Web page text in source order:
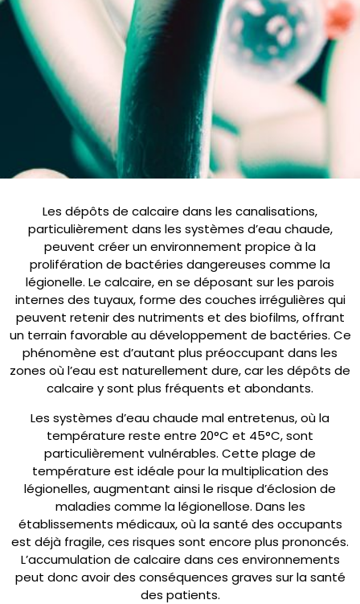
Les dépôts de calcaire dans les canalisations,
particulièrement dans les systèmes d’eau chaude,
peuvent créer un environnement propice à la
prolifération de bactéries dangereuses comme la
légionelle. Le calcaire, en se déposant sur les parois
internes des tuyaux, forme des couches irrégulières qui
peuvent retenir des nutriments et des biofilms, offrant
un terrain favorable au développement de bactéries. Ce
phénomène est d’autant plus préoccupant dans les
zones où l’eau est naturellement dure, car les dépôts de
calcaire y sont plus fréquents et abondants.
Les systèmes d’eau chaude mal entretenus, où la
température reste entre 20°C et 45°C, sont
particulièrement vulnérables. Cette plage de
température est idéale pour la multiplication des
légionelles, augmentant ainsi le risque d’éclosion de
maladies comme la légionellose. Dans les
établissements médicaux, où la santé des occupants
est déjà fragile, ces risques sont encore plus prononcés.
L’accumulation de calcaire dans ces environnements
peut donc avoir des conséquences graves sur la santé
des patients.